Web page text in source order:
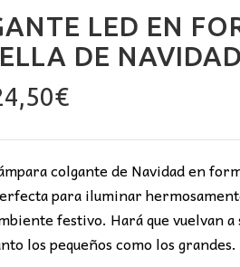
LED EN
DE NAVIDAD
€El
actual
es:
24,50€.
colgante de Navidad en
para iluminar
festivo. Hará que vuelvan
los pequeños como los grandes.